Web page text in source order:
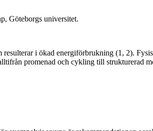
Göteborgs universitet.
i ökad energiförbrukning (1, 2).
promenad och cykling till strukturerad